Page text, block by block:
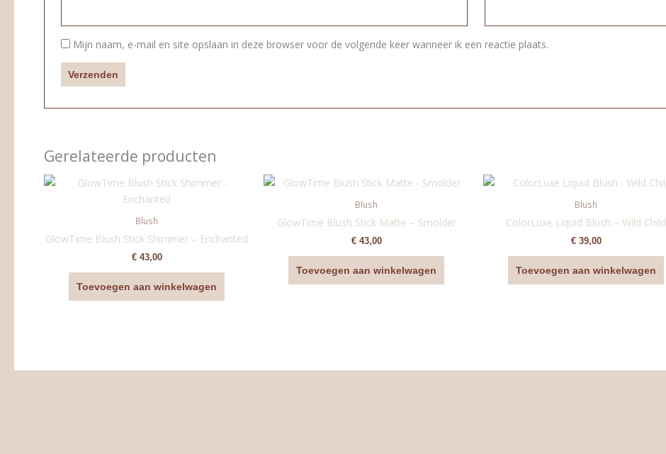
Mijn naam, e-mail en site opslaan in deze browser voor de volgende keer wanneer ik een reactie plaats.
Gerelateerde producten
Blush
GlowTime Blush Stick Shimmer – Enchanted
€43,00
Toevoegen aan winkelwagen
Blush
GlowTime Blush Stick Matte – Smolder
€43,00
Toevoegen aan winkelwagen
Blush
ColorLuxe Liquid Blush – Wild Child
€39,00
Toevoegen aan winkelwagen